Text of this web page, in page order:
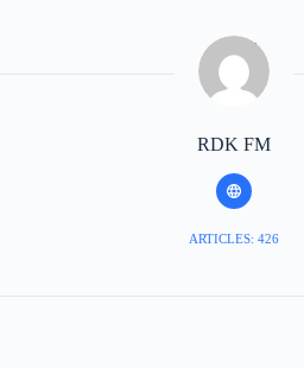
RDK FM
ARTICLES: 426